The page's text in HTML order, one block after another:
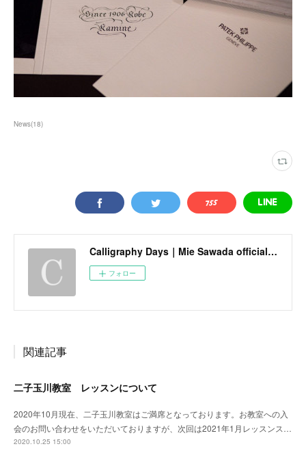
News(18)
Calligraphy Days｜Mie Sawada official site
フォロー
関連記事
二子玉川教室 レッスンについて
2020年10月現在、二子玉川教室はご満席となっております。お教室への入
会のお問い合わせをいただいておりますが、次回は2021年1月レッスンス…
2020.10.25 15:00